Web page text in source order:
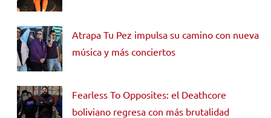
Atrapa Tu Pez impulsa su camino con nueva
música y más conciertos
Fearless To Opposites: el Deathcore
boliviano regresa con más brutalidad